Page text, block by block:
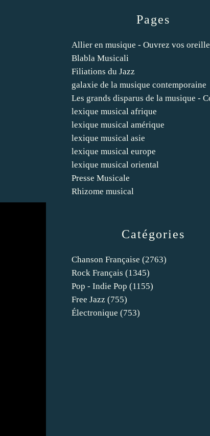
Catégories
Chanson Française (2763)
Rock Français (1345)
Pop - Indie Pop (1155)
Free Jazz (755)
Électronique (753)
Pages
Allier en musique - Ouvrez vos
Blabla Musicali
Filiations du Jazz
galaxie de la musique contemporaine
Les grands disparus de la musique -
lexique musical afrique
lexique musical amérique
lexique musical asie
lexique musical europe
lexique musical oriental
Presse Musicale
Rhizome musical